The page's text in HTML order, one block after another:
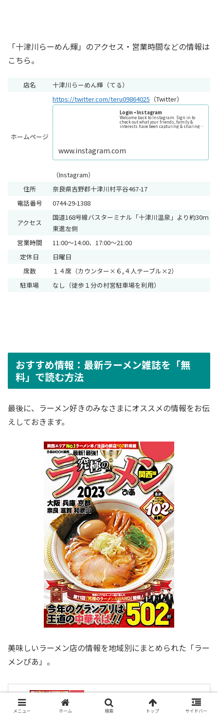
「十津川らーめん輝」のアクセス・営業時間などの情報は
こちら。
店名 十津川らーめん輝（てる）
ホームページ
https://twitter.com/teru09864025 （Twitter）
Login • Instagram
Welcome back to Instagram. Sign in to
check out what your friends, family &
interests have been capturing & sharing
www.instagram.com
（Instagram）
住所
奈良県吉野郡十津川村平谷467-17
電話番号
0744-29-1388
アクセス
国道168号線バスターミナル「十津川温泉」より約30ｍ
東進左側
営業時間
11:00～14:00、17:00～21:00
定休日
日曜日
席数
１４席（カウンター×６,４人テーブル×2）
駐車場
なし（徒歩１分の村営駐車場を利用）
おすすめ情報：最新ラーメン雑誌を「無
料」で読む方法
最後に、ラーメン好きのみなさまにオススメの情報をお伝
えしておきます。
美味しいラーメン店の情報を地域別にまとめられた「ラー
メンぴあ」。
究極のラーメン2023 関西版
created by
メニュー ホーム 検索 トップ サイドバー